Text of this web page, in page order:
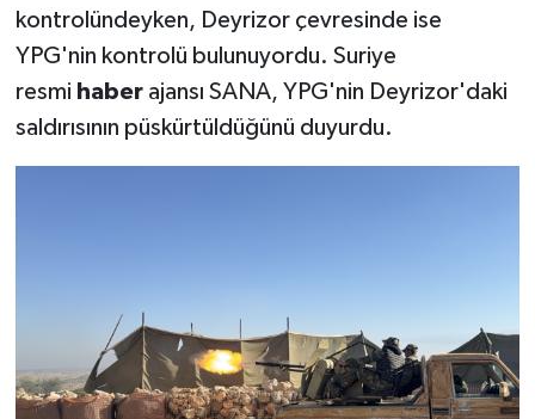
kontrolündeyken, Deyrizor çevresinde ise
YPG'nin kontrolü bulunuyordu. Suriye
resmi haberajansı SANA, YPG'nin Deyrizor'daki
saldırısının püskürtüldüğünü duyurdu.